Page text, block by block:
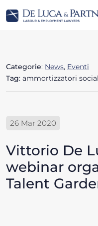
Categorie: News, Eventi
Tag: ammortizzatori
26 Mar 2020
Vittorio De
webinar
Talent